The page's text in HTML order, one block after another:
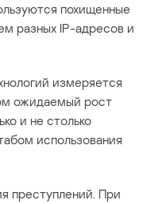
похищенные
разных IP-адресов и
измеряется
ожидаемый рост
и не столько
использования
преступлений. При